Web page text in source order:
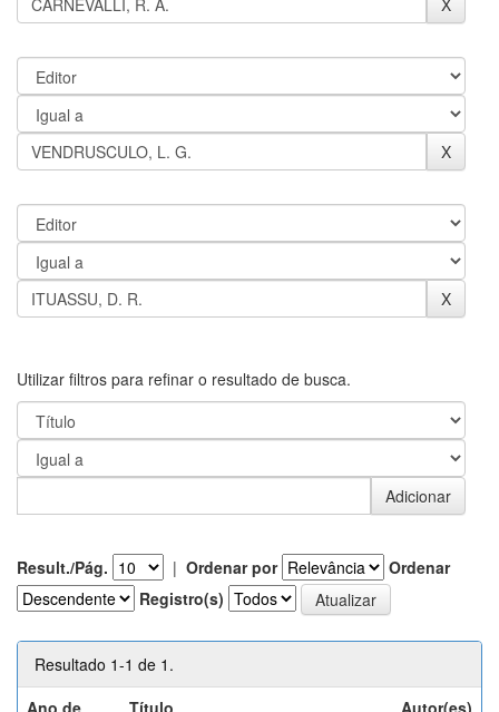
Utilizar filtros para refinar o resultado de busca.
Result./Pág. | Ordenar por
Ordenar
Registro(s)
Resultado 1-1 de 1.
Ano de
Título Autor(es)